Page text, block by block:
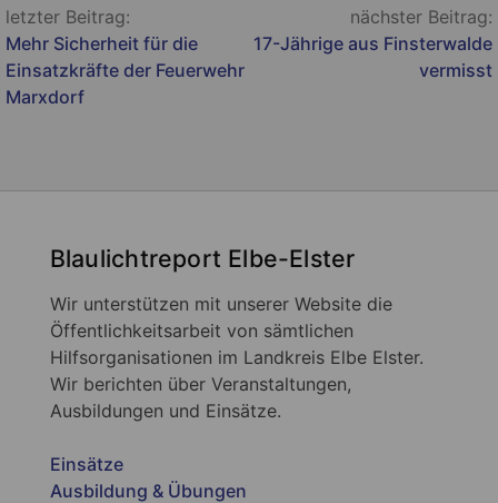
Beitragsnavigation
letzter Beitrag:
Mehr Sicherheit für die
Einsatzkräfte der Feuerwehr
Marxdorf
nächster Beitrag:
17-Jährige aus Finsterwalde
vermisst
Blaulichtreport Elbe-Elster
Wir unterstützen mit unserer Website die
Öffentlichkeitsarbeit von sämtlichen
Hilfsorganisationen im Landkreis Elbe Elster.
Wir berichten über Veranstaltungen,
Ausbildungen und Einsätze.
Einsätze
Ausbildung & Übungen